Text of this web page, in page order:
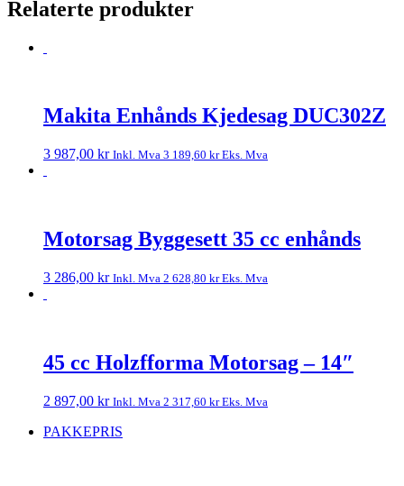
Relaterte produkter
Makita Enhånds Kjedesag DUC302Z
3 987,00 kr Inkl. Mva 3 189,60 krEks. Mva
Motorsag Byggesett 35 cc enhånds
3 286,00 kr Inkl. Mva 2 628,80 krEks. Mva
45 cc Holzfforma Motorsag – 14″
2 897,00 kr Inkl. Mva 2 317,60 krEks. Mva
PAKKEPRIS